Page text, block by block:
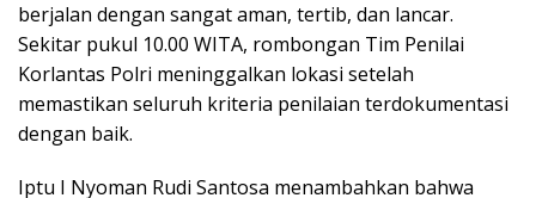
berjalan dengan sangat aman, tertib, dan lancar.
Sekitar pukul 10.00 WITA, rombongan Tim Penilai
Korlantas Polri meninggalkan lokasi setelah
memastikan seluruh kriteria penilaian terdokumentasi
dengan baik.
Iptu I Nyoman Rudi Santosa menambahkan bahwa